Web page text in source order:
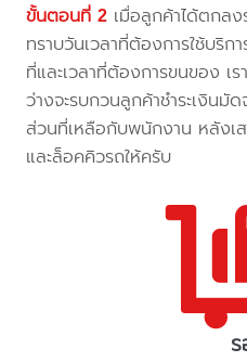
ขั้นตอนที่ 2 เมื่อลูกค้าได้ตกลง
ทราบวันเวลาที่ต้องการใช้บริ
ที่และเวลาที่ต้องการขนของ เ
ว่างจะรบกวนลูกค้าชำระเงิน
ส่วนที่เหลือกับพนักงาน หลังเ
และล็อคคิวรถให้ครับ